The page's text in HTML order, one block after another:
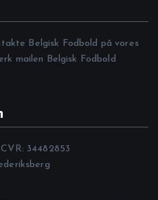
Belgisk Fodbold på vores
mailen Belgisk Fodbold
34482853